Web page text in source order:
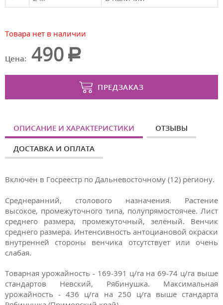
Товара нет в наличии
Цена: 490
ПРЕДЗАКАЗ
ОПИСАНИЕ И ХАРАКТЕРИСТИКИ ОТЗЫВЫ
ДОСТАВКА И ОПЛАТА
Включён в Госреестр по Дальневосточному (12) региону.
Среднеранний, столового назначения. Растение
высокое, промежуточного типа, полупрямостоячее. Лист
среднего размера, промежуточный, зелёный. Венчик
среднего размера. Интенсивность антоциановой окраски
внутренней стороны венчика отсутствует или очень
слабая.
Товарная урожайность - 169-391 ц/га на 69-74 ц/га выше
стандартов Невский, Рябинушка. Максимальная
урожайность - 436 ц/га на 250 ц/га выше стандарта